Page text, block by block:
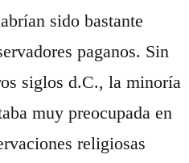
sido bastante
paganos. Sin
siglos d.C., la minoría
muy preocupada en
religiosas